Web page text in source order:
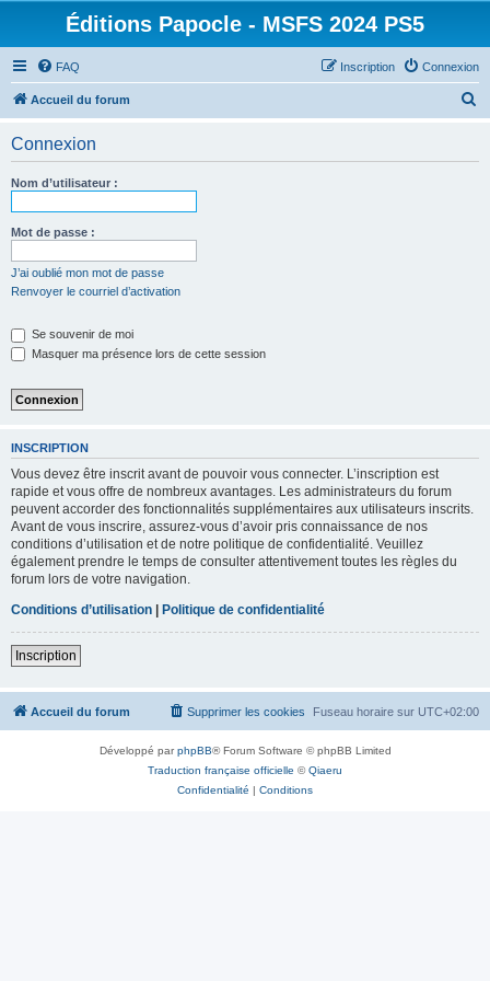
Éditions Papocle - MSFS 2024 PS5
FAQ Connexion
Inscription
Accueil du forum
Connexion
Nom d’utilisateur :
Mot de passe :
J’ai oublié mon mot de passe
Renvoyer le courriel d’activation
Se souvenir de moi
Masquer ma présence lors de cette session
INSCRIPTION
Vous devez être inscrit avant de pouvoir vous connecter. L’inscription est
rapide et vous offre de nombreux avantages. Les administrateurs du forum
peuvent accorder des fonctionnalités supplémentaires aux utilisateurs inscrits.
Avant de vous inscrire, assurez-vous d’avoir pris connaissance de nos
conditions d’utilisation et de notre politique de confidentialité. Veuillez
également prendre le temps de consulter attentivement toutes les règles du
forum lors de votre navigation.
Conditions d’utilisation | Politique de confidentialité
Inscription
Accueil du forum Fuseau horaire sur UTC+02:00
Supprimer les cookies
Développé parphpBB® Forum Software © phpBB Limited
Traduction française officielle ©Qiaeru
Confidentialité | Conditions